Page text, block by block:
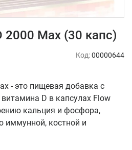
2000 Max (30 капс)
Код:00000644
- это пищевая добавка с
D в капсулах Flow
кальция и фосфора,
иммунной, костной и